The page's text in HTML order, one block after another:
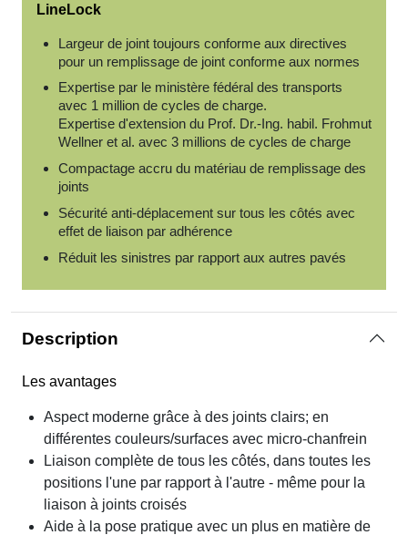
LineLock
Largeur de joint toujours conforme aux directives
pour un remplissage de joint conforme aux normes
Expertise par le ministère fédéral des transports
avec 1 million de cycles de charge.
Expertise d'extension du Prof. Dr.-Ing. habil. Frohmut
Wellner et al. avec 3 millions de cycles de charge
Compactage accru du matériau de remplissage des
joints
Sécurité anti-déplacement sur tous les côtés avec
effet de liaison par adhérence
Réduit les sinistres par rapport aux autres pavés
Description
Les avantages
Aspect moderne grâce à des joints clairs; en
différentes couleurs/surfaces avec micro-chanfrein
Liaison complète de tous les côtés, dans toutes les
positions l'une par rapport à l'autre - même pour la
liaison à joints croisés
Aide à la pose pratique avec un plus en matière de